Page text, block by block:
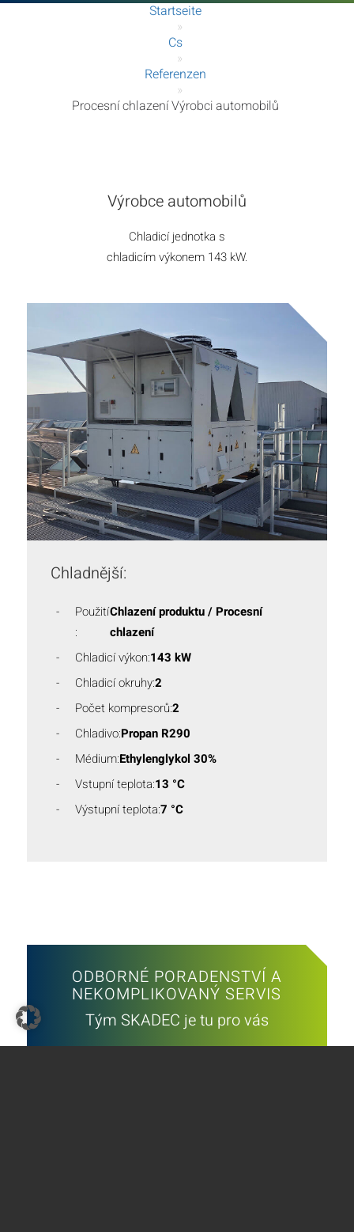
Startseite
»
Cs
»
Referenzen
»
Procesní chlazení Výrobci automobilů
Výrobce automobilů
Chladicí jednotka s
chladicím výkonem 143 kW.
Chladnější:
Použití
:
Chlazení produktu / Procesní
chlazení
Chladicí výkon:143 kW
Chladicí okruhy:2
Počet kompresorů:2
Chladivo:Propan R290
Médium:Ethylenglykol 30%
Vstupní teplota:13 °C
Výstupní teplota:7 °C
ODBORNÉ PORADENSTVÍ A
NEKOMPLIKOVANÝ SERVIS
Tým SKADEC je tu pro vás